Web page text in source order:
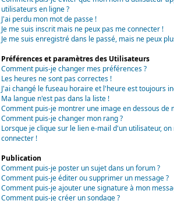
utilisateurs en ligne ?
J'ai perdu mon mot de passe !
Je me suis inscrit mais ne peux pas me connecter !
Je me suis enregistré dans le passé, mais ne peux
Préférences et paramètres des Utilisateurs
Comment puis-je changer mes préférences ?
Les heures ne sont pas correctes !
J'ai changé le fuseau horaire et l'heure est toujours
Ma langue n'est pas dans la liste !
Comment puis-je montrer une image en dessous de
Comment puis-je changer mon rang ?
Lorsque je clique sur le lien e-mail d'un utilisateur,
connecter !
Publication
Comment puis-je poster un sujet dans un forum ?
Comment puis-je éditer ou supprimer un message ?
Comment puis-je ajouter une signature à mon
Comment puis-je créer un sondage ?